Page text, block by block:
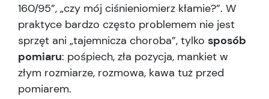
160/95”, „czy mój ciśnieniomierz kłamie?”. W
praktyce bardzo często problemem nie jest
sprzęt ani „tajemnicza choroba”, tylko sposób
pomiaru: pośpiech, zła pozycja, mankiet w
złym rozmiarze, rozmowa, kawa tuż przed
pomiarem.